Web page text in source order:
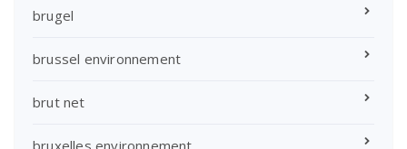
brugel
brussel environnement
brut net
bruxelles environnement